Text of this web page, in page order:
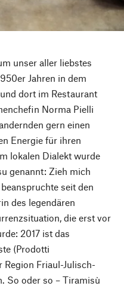
unser aller liebstes
Jahren in dem
dort im Restaurant
Norma Pielli
gern einen
Energie für ihren
lokalen Dialekt wurde
genannt: Zieh mich
seit den
des legendären
die erst vor
2017 ist das
(Prodotti
Friaul-Julisch-
So oder so – Tiramisù